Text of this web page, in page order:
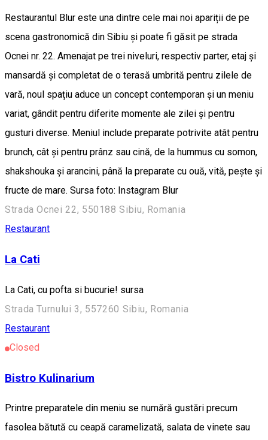
Restaurantul Blur este una dintre cele mai noi apariții de pe
scena gastronomică din Sibiu și poate fi găsit pe strada
Ocnei nr. 22. Amenajat pe trei niveluri, respectiv parter, etaj și
mansardă și completat de o terasă umbrită pentru zilele de
vară, noul spațiu aduce un concept contemporan și un meniu
variat, gândit pentru diferite momente ale zilei și pentru
gusturi diverse. Meniul include preparate potrivite atât pentru
brunch, cât și pentru prânz sau cină, de la hummus cu somon,
shakshouka și arancini, până la preparate cu ouă, vită, pește și
fructe de mare. Sursa foto: Instagram Blur
Strada Ocnei 22, 550188 Sibiu, Romania
Restaurant
La Cati
La Cati, cu pofta si bucurie! sursa
Strada Turnului 3, 557260 Sibiu, Romania
Restaurant
Closed
Bistro Kulinarium
Printre preparatele din meniu se numără gustări precum
fasolea bătută cu ceapă caramelizată, salata de vinete sau